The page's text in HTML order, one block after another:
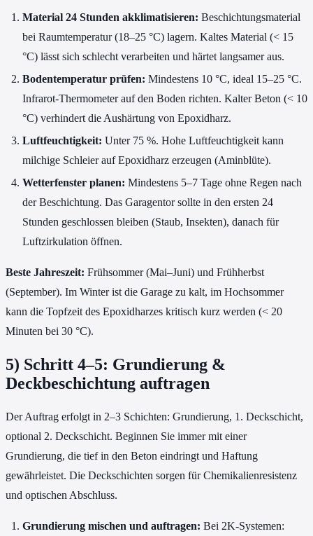
Material 24 Stunden akklimatisieren: Beschichtungsmaterial
bei Raumtemperatur (18–25 °C) lagern. Kaltes Material (< 15
°C) lässt sich schlecht verarbeiten und härtet langsamer aus.
Bodentemperatur prüfen: Mindestens 10 °C, ideal 15–25 °C.
Infrarot-Thermometer auf den Boden richten. Kalter Beton (< 10
°C) verhindert die Aushärtung von Epoxidharz.
Luftfeuchtigkeit: Unter 75 %. Hohe Luftfeuchtigkeit kann
milchige Schleier auf Epoxidharz erzeugen (Aminblüte).
Wetterfenster planen: Mindestens 5–7 Tage ohne Regen nach
der Beschichtung. Das Garagentor sollte in den ersten 24
Stunden geschlossen bleiben (Staub, Insekten), danach für
Luftzirkulation öffnen.
Beste Jahreszeit: Frühsommer (Mai–Juni) und Frühherbst
(September). Im Winter ist die Garage zu kalt, im Hochsommer
kann die Topfzeit des Epoxidharzes kritisch kurz werden (< 20
Minuten bei 30 °C).
5) Schritt 4–5: Grundierung &
Deckbeschichtung auftragen
Der Auftrag erfolgt in 2–3 Schichten: Grundierung, 1. Deckschicht,
optional 2. Deckschicht. Beginnen Sie immer mit einer
Grundierung, die tief in den Beton eindringt und Haftung
gewährleistet. Die Deckschichten sorgen für Chemikalienresistenz
und optischen Abschluss.
Grundierung mischen und auftragen: Bei 2K-Systemen: